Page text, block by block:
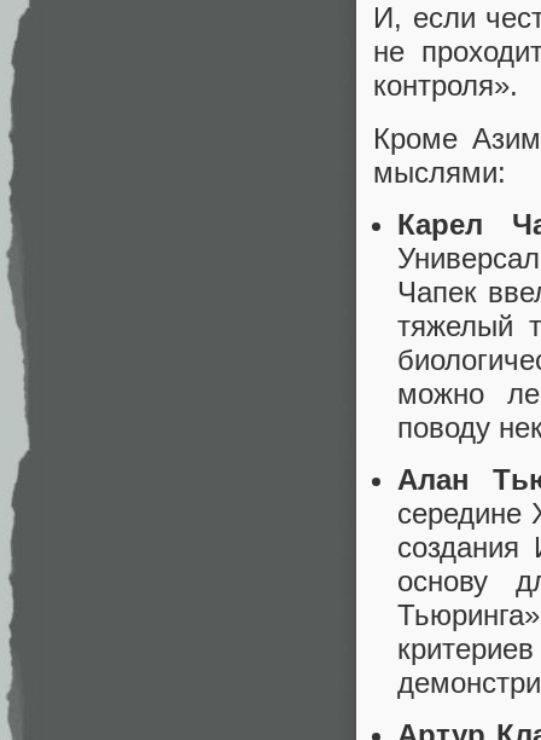
И, если
не
контроля».
Кроме
мыслями:
Карел
Чапек
тяжелый
можно
поводу
Алан
середине
основу